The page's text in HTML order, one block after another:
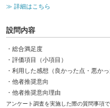
≫ 詳細はこちら
設問内容
・総合満足度
・評価項目（小項目）
・利用した感想（良かった点・悪かっ
・他者推奨意向
・他者推奨意向理由
アンケート調査を実施した際の質問事項